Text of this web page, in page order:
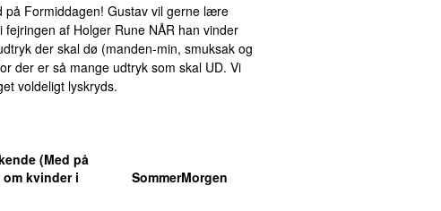
på Formiddagen! Gustav vil gerne lære
af Holger Rune NÅR han vinder
der skal dø (manden-min, smuksak og
der er så mange udtryk som skal UD. Vi
voldeligt lyskryds.
(Med på
kvinder i
SommerMorgen